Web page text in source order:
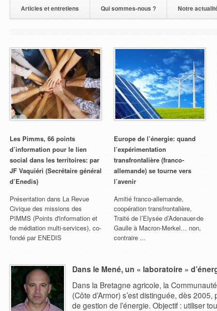
Articles et entretiens Qui sommes-nous ? Notre
Les Pimms, 66 points
d’information pour le lien
social dans les territoires: par
JF Vaquiéri (Secrétaire général
d’Enedis)
Présentation dans La Revue
Civique des missions des
PIMMS (Points d'information et
de médiation multi-services), co-
fondé par ENEDIS
Europe de l’énergie: quand
l’expérimentation
transfrontalière (franco-
allemande) se tourne vers
l’avenir
Amitié franco-allemande,
coopération transfrontalière,
Traité de l’Elysée d’Adenauer-de
Gaulle à Macron-Merkel… non,
contraire ...
Dans le Mené, un « laboratoire »
Dans la Bretagne agricole, la
(Côte d’Armor) s’est distinguée, dès
de gestion de l’énergie. Objectif : utiliser